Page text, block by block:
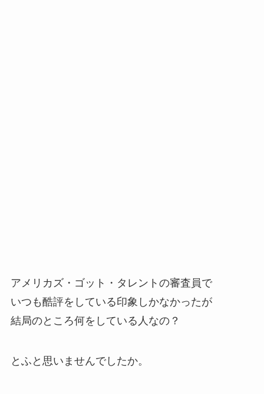
アメリカズ・ゴット・タレントの審査員で
いつも酷評をしている印象しかなかったが
結局のところ何をしている人なの？
とふと思いませんでしたか。